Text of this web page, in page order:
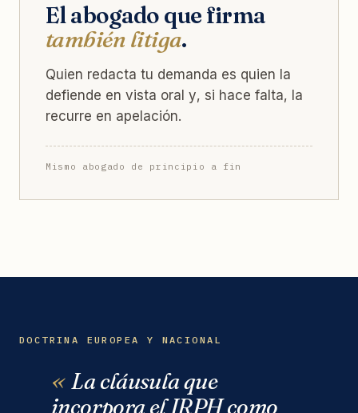
El abogado que firma
también litiga.
Quien redacta tu demanda es quien la
defiende en vista oral y, si hace falta, la
recurre en apelación.
Mismo abogado de principio a fin
DOCTRINA EUROPEA Y NACIONAL
La cláusula que
incorpora el IRPH como